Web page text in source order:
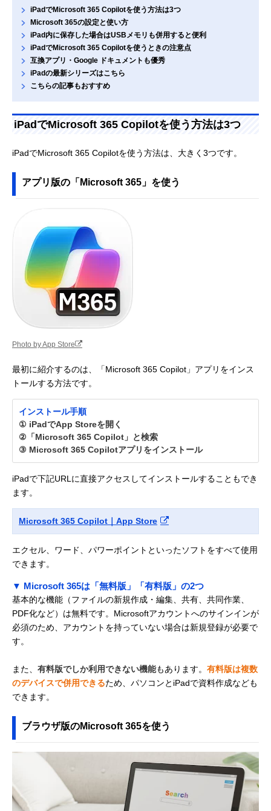
iPadでMicrosoft 365 Copilotを使う方法は3つ
Microsoft 365の設定と使い方
iPad内に保存した場合はUSBメモリも併用すると便利
iPadでMicrosoft 365 Copilotを使うときの注意点
互換アプリ・Google ドキュメントも優秀
iPadの最新シリーズはこちら
こちらの記事もおすすめ
iPadでMicrosoft 365 Copilotを使う方法は3つ
iPadでMicrosoft 365 Copilotを使う方法は、大きく3つです。
アプリ版の「Microsoft 365」を使う
Photo by App Store
最初に紹介するのは、「Microsoft 365 Copilot」アプリをインス
トールする方法です。
インストール手順
① iPadでApp Storeを開く
②「Microsoft 365 Copilot」と検索
③ Microsoft 365 Copilotアプリをインストール
iPadで下記URLに直接アクセスしてインストールすることもでき
ます。
Microsoft 365 Copilot｜App Store
エクセル、ワード、パワーポイントといったソフトをすべて使用
できます。
▼ Microsoft 365は「無料版」「有料版」の2つ
基本的な機能（ファイルの新規作成・編集、共有、共同作業、
PDF化など）は無料です。Microsoftアカウントへのサインインが
必須のため、アカウントを持っていない場合は新規登録が必要で
す。
また、 有料版でしか利用できない機能もあります。 有料版は複数
のデバイスで併用できるため、パソコンとiPadで資料作成なども
できます。
ブラウザ版のMicrosoft 365を使う